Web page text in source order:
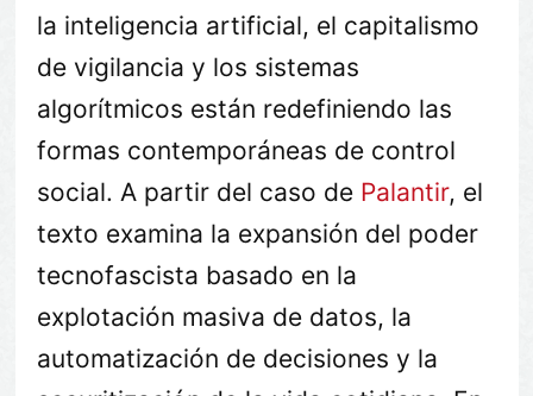
la inteligencia artificial, el capitalismo
de vigilancia y los sistemas
algorítmicos están redefiniendo las
formas contemporáneas de control
social. A partir del caso de Palantir, el
texto examina la expansión del poder
tecnofascista basado en la
explotación masiva de datos, la
automatización de decisiones y la